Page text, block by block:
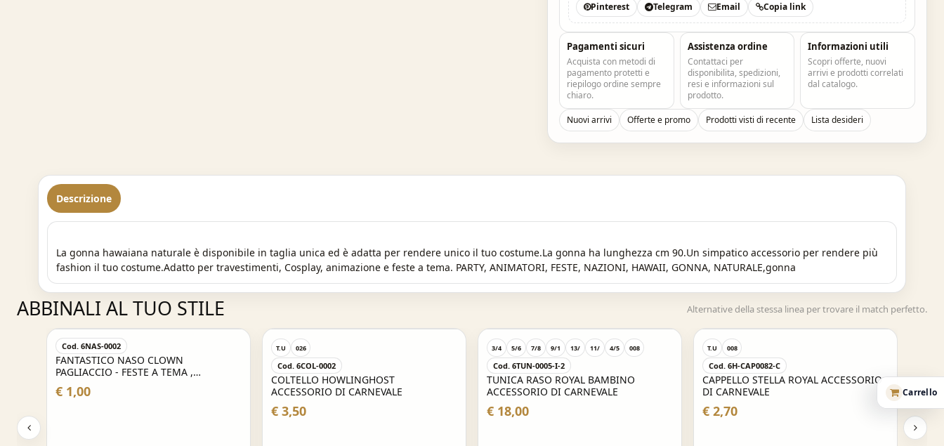
Carrello
Pinterest
Telegram Email Copia link
Pagamenti sicuri
Acquista con metodi di
pagamento protetti e
riepilogo ordine sempre
chiaro.
Assistenza ordine
Contattaci per
disponibilita, spedizioni,
resi e informazioni sul
prodotto.
Informazioni utili
Scopri offerte, nuovi
arrivi e prodotti correlati
dal catalogo.
Nuovi arrivi Offerte e promo Prodotti visti di recente Lista desideri
Descrizione
La gonna hawaiana naturale è disponibile in taglia unica ed è adatta per rendere unico il tuo costume.La gonna ha lunghezza cm 90.Un simpatico accessorio per rendere più
fashion il tuo costume.Adatto per travestimenti, Cosplay, animazione e feste a tema. PARTY, ANIMATORI, FESTE, NAZIONI, HAWAII, GONNA, NATURALE,gonna
ABBINALI AL TUO STILE Alternative della stessa linea per trovare il match perfetto.
Cod. 6NAS-0002
FANTASTICO NASO CLOWN
PAGLIACCIO - FESTE A TEMA ,
CARNEVALE , PARTY E NON SOLO
€ 1,00
T.U 026
Cod. 6COL-0002
COLTELLO HOWLINGHOST
ACCESSORIO DI CARNEVALE
€ 3,50
3/4 5/6 7/8 9/1 13/ 11/ 4/5 008
Cod. 6TUN-0005-I-2
TUNICA RASO ROYAL BAMBINO
ACCESSORIO DI CARNEVALE
€ 18,00
Acquisto Veloce
T.U 008
Cod. 6H-CAP0082-C
CAPPELLO STELLA ROYAL ACCESSORIO
DI CARNEVALE
€ 2,70